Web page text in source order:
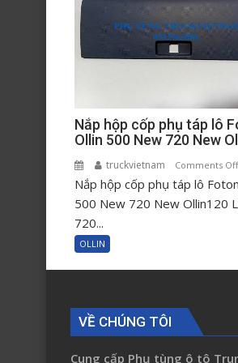
Nắp hộp cốp phụ táp lô
Ollin 500 New 720 New
truckvietnam Comments Off
Nắp hộp cốp phụ táp lô
500 New 720 New Ollin120
720...
OLLIN
VỀ CHÚNG TÔI
Cung cấp Phụ tùng ô tô